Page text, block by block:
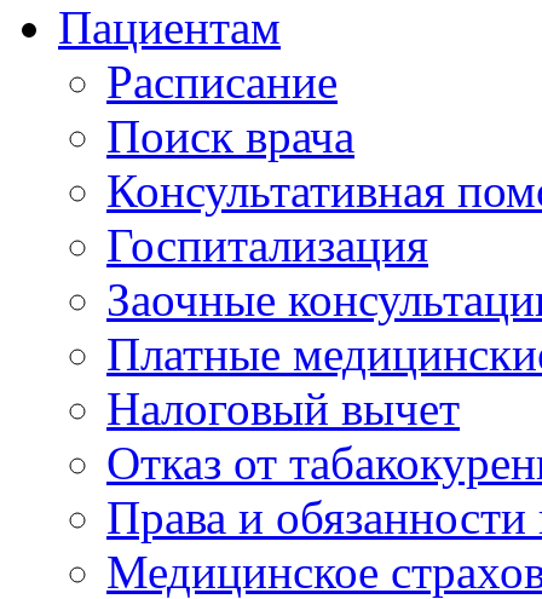
Пациентам
Расписание
Поиск врача
Консультативная
Госпитализация
Заочные
Платные
Налоговый вычет
Отказ от
Права и
Медицинское